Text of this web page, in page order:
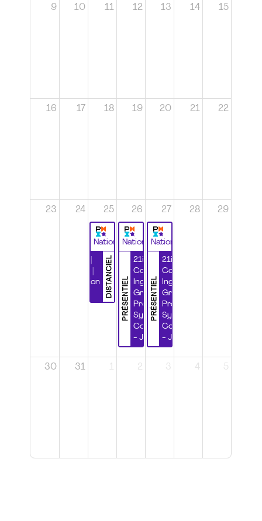
9 10 11 12 13 14 15
16 17 18 19 20 21 22
23 24 25
National
DISTANCIEL
Certification
26
National
PRÉSENTIEL
21ième
Congrès
Ingénierie
Grands
Projets et
Systèmes
Complexes
- Jour 1
27
National
PRÉSENTIEL
21ième
Congrès
Ingénierie
Grands
Projets et
Systèmes
Complexes
- Jour 2
28 29
30 31 1 2 3 4 5